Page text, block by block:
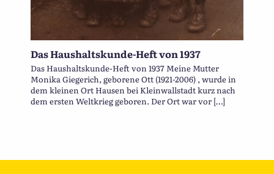
Das Haushaltskunde-Heft von 1937
Das Haushaltskunde-Heft von 1937 Meine Mutter
Monika Giegerich, geborene Ott (1921-2006) , wurde in
dem kleinen Ort Hausen bei Kleinwallstadt kurz nach
dem ersten Weltkrieg geboren. Der Ort war vor […]